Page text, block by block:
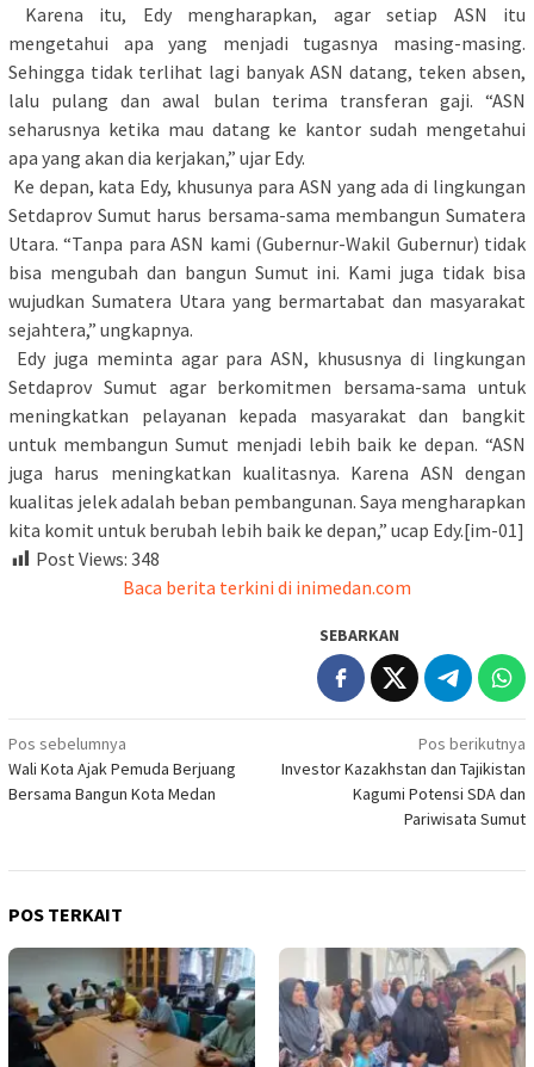
Karena itu, Edy mengharapkan, agar setiap ASN itu
mengetahui apa yang menjadi tugasnya masing-masing.
Sehingga tidak terlihat lagi banyak ASN datang, teken absen,
lalu pulang dan awal bulan terima transferan gaji. “ASN
seharusnya ketika mau datang ke kantor sudah mengetahui
apa yang akan dia kerjakan,” ujar Edy.
Ke depan, kata Edy, khusunya para ASN yang ada di lingkungan
Setdaprov Sumut harus bersama-sama membangun Sumatera
Utara. “Tanpa para ASN kami (Gubernur-Wakil Gubernur) tidak
bisa mengubah dan bangun Sumut ini. Kami juga tidak bisa
wujudkan Sumatera Utara yang bermartabat dan masyarakat
sejahtera,” ungkapnya.
Edy juga meminta agar para ASN, khususnya di lingkungan
Setdaprov Sumut agar berkomitmen bersama-sama untuk
meningkatkan pelayanan kepada masyarakat dan bangkit
untuk membangun Sumut menjadi lebih baik ke depan. “ASN
juga harus meningkatkan kualitasnya. Karena ASN dengan
kualitas jelek adalah beban pembangunan. Saya mengharapkan
kita komit untuk berubah lebih baik ke depan,” ucap Edy.[im-01]
Post Views: 348
Baca berita terkini di inimedan.com
SEBARKAN
Navigasi
pos
Pos sebelumnya
Wali Kota Ajak Pemuda Berjuang
Bersama Bangun Kota Medan
Pos berikutnya
Investor Kazakhstan dan Tajikistan
Kagumi Potensi SDA dan
Pariwisata Sumut
POS TERKAIT